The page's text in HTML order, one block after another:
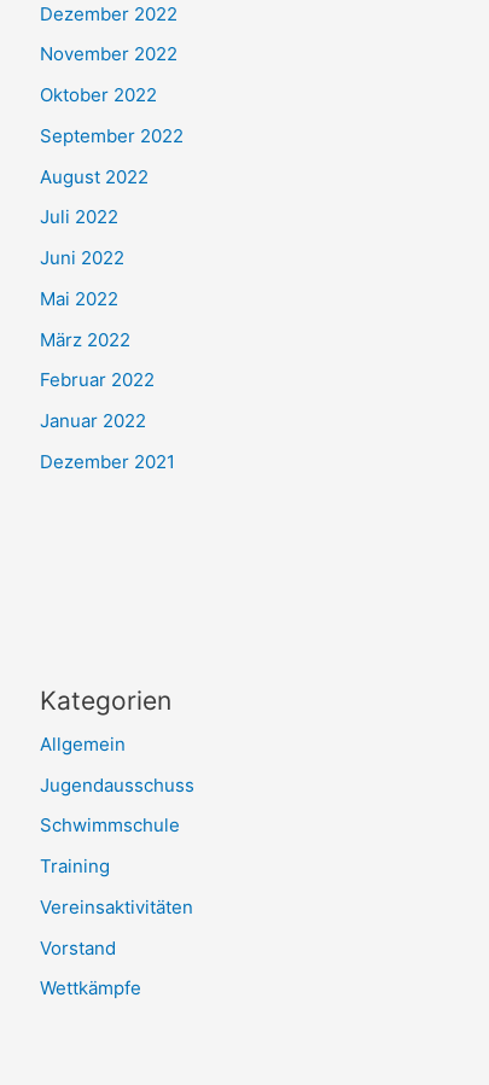
Dezember 2022
November 2022
Oktober 2022
September 2022
August 2022
Juli 2022
Juni 2022
Mai 2022
März 2022
Februar 2022
Januar 2022
Dezember 2021
Kategorien
Allgemein
Jugendausschuss
Schwimmschule
Training
Vereinsaktivitäten
Vorstand
Wettkämpfe